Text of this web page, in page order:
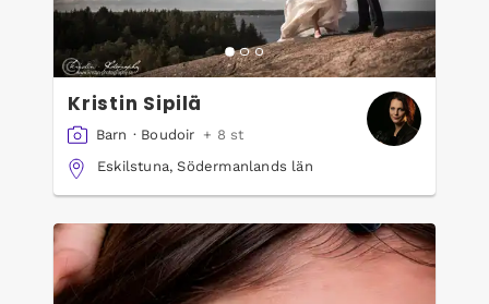
Kristin Sipilä
Barn · Boudoir + 8 st
Eskilstuna, Södermanlands län